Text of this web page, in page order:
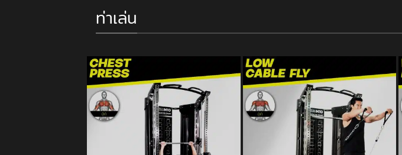
ท่าเล่น